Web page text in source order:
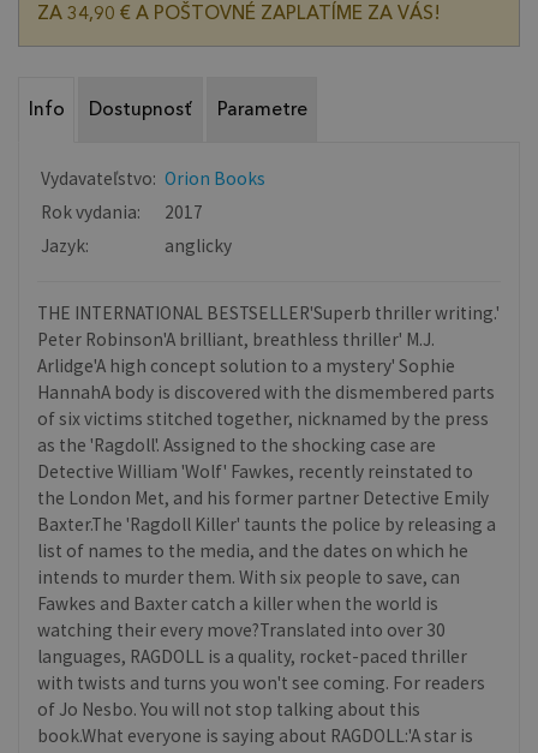
ZA 34,90 € A POŠTOVNÉ ZAPLATÍME ZA VÁS!
Info Dostupnosť Parametre
Vydavateľstvo: Orion Books
Rok vydania:
2017
Jazyk:
anglicky
THE INTERNATIONAL BESTSELLER'Superb thriller writing.'
Peter Robinson'A brilliant, breathless thriller' M.J.
Arlidge'A high concept solution to a mystery' Sophie
HannahA body is discovered with the dismembered parts
of six victims stitched together, nicknamed by the press
as the 'Ragdoll'. Assigned to the shocking case are
Detective William 'Wolf' Fawkes, recently reinstated to
the London Met, and his former partner Detective Emily
Baxter.The 'Ragdoll Killer' taunts the police by releasing a
list of names to the media, and the dates on which he
intends to murder them. With six people to save, can
Fawkes and Baxter catch a killer when the world is
watching their every move?Translated into over 30
languages, RAGDOLL is a quality, rocket-paced thriller
with twists and turns you won't see coming. For readers
of Jo Nesbo. You will not stop talking about this
book.What everyone is saying about RAGDOLL:'A star is